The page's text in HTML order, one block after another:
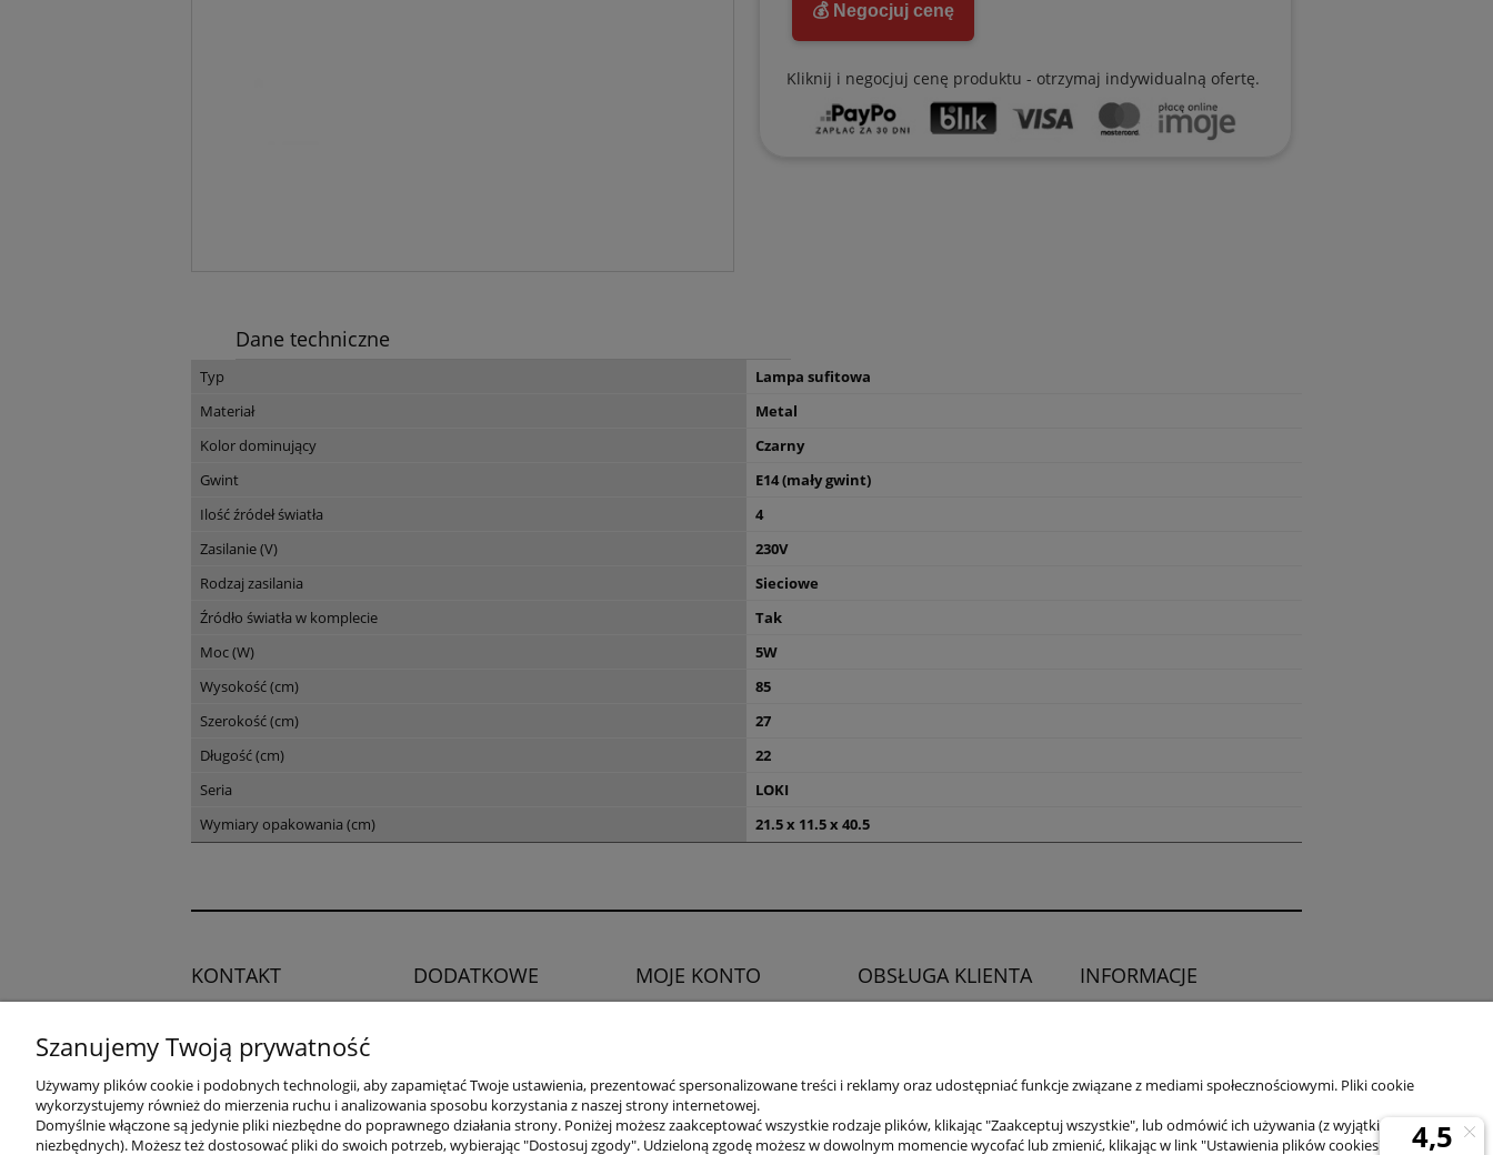
💰 Negocjuj cenę
Kliknij i negocjuj cenę produktu - otrzymaj indywidualną ofertę.
Dane techniczne
Typ
Lampa sufitowa
Materiał
Metal
Kolor dominujący
Czarny
Gwint
E14 (mały gwint)
Ilość źródeł światła
4
Zasilanie (V)
230V
Rodzaj zasilania
Sieciowe
Źródło światła w komplecie
Tak
Moc (W)
5W
Wysokość (cm)
85
Szerokość (cm)
27
Długość (cm)
22
Seria
LOKI
Wymiary opakowania (cm)
21.5 x 11.5 x 40.5
KONTAKT
Zadzwoń!
+48 504 545
749
adres:
DODATKOWE MOJE KONTO OBSŁUGA KLIENTA INFORMACJE
Szanujemy Twoją prywatność
Używamy plików cookie i podobnych technologii, aby zapamiętać Twoje ustawienia, prezentować spersonalizowane treści i reklamy oraz udostępniać funkcje związane z mediami społecznościowymi. Pliki cookie
wykorzystujemy również do mierzenia ruchu i analizowania sposobu korzystania z naszej strony internetowej.
Domyślnie włączone są jedynie pliki niezbędne do poprawnego działania strony. Poniżej możesz zaakceptować wszystkie rodzaje plików, klikając "Zaakceptuj wszystkie", lub odmówić ich używania (z wyjątkiem
niezbędnych). Możesz też dostosować pliki do swoich potrzeb, wybierając "Dostosuj zgody". Udzieloną zgodę możesz w dowolnym momencie wycofać lub zmienić, klikając w link "Ustawienia plików cookies" na dole